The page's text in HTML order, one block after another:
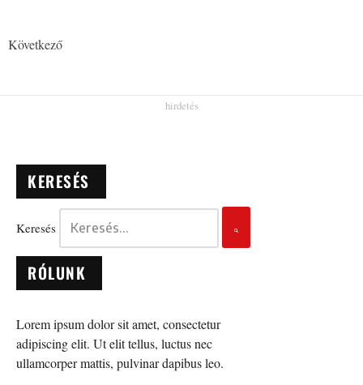
Következő
KERESÉS
Keresés
RÓLUNK
Lorem ipsum dolor sit amet, consectetur
adipiscing elit. Ut elit tellus, luctus nec
ullamcorper mattis, pulvinar dapibus leo.